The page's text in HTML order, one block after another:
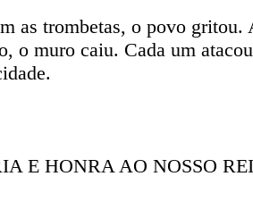
as trombetas, o povo gritou.
o muro caiu. Cada um
E HONRA AO NOSSO